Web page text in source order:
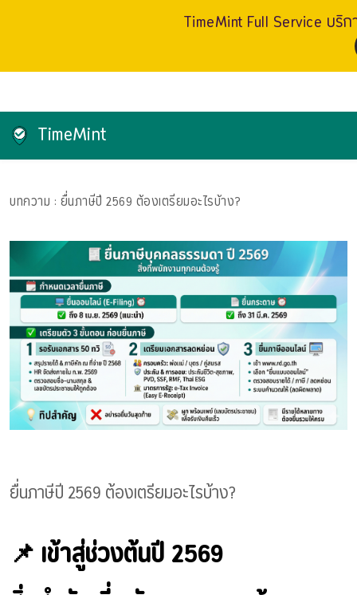
TimeMint Full Service บริ
TimeMint
บทความ : ยื่นภาษีปี 2569 ต้องเตรียมอะไรบ้าง?
ยื่นภาษีปี 2569 ต้องเตรียมอะไรบ้าง?
📌 เข้าสู่ช่วงต้นปี 2569